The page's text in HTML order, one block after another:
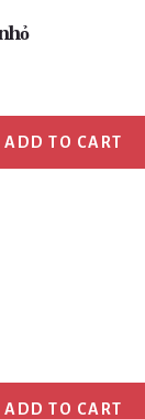
ADD TO CART
ADD TO CART